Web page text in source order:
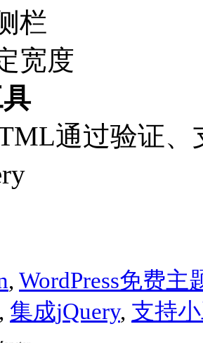
栏
宽度
通过验证、
, WordPress免费主
, 集成jQuery, 支持